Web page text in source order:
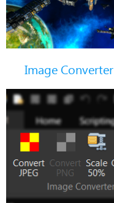
Image Converter